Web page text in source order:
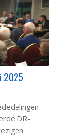
2025
DR-